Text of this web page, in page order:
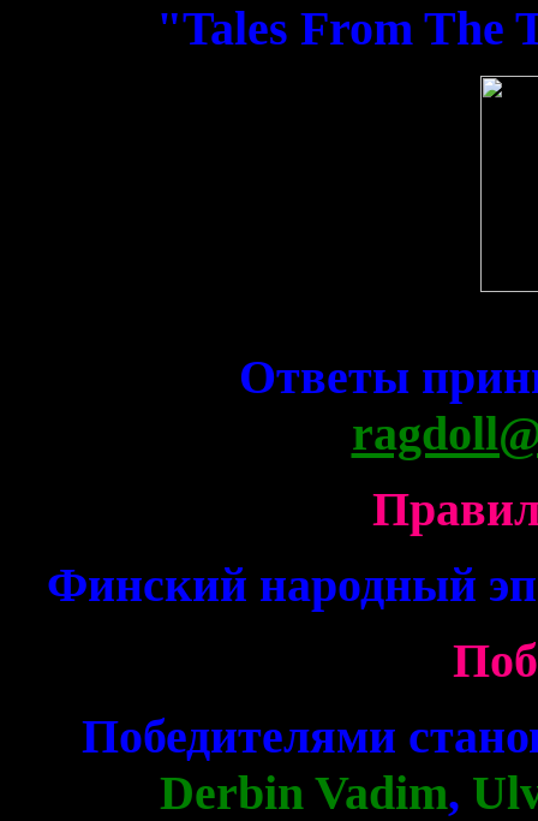
"Tales From The
Ответы
Финский народный
Победителями
Derbin Vadim,